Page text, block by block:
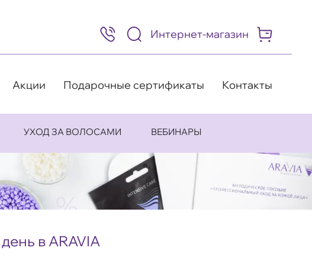
8
(495)
505-
98
Интернет-магазин
Акции Подарочные сертификаты Контакты
УХОД ЗА ВОЛОСАМИ ВЕБИНАРЫ
в ARAVIA